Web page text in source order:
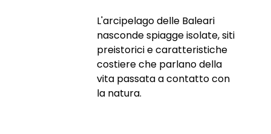
L'arcipelago delle Baleari
nasconde spiagge isolate, siti
preistorici e caratteristiche
costiere che parlano della
vita passata a contatto con
la natura.